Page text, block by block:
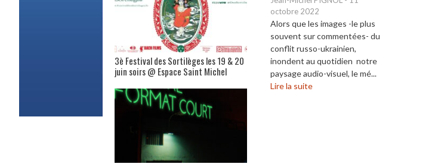
octobre 2022
Alors que les images -le plus
souvent sur commentées- du
conflit russo-ukrainien,
inondent au quotidien notre
paysage audio-visuel, le mé...
Lire la suite
3è Festival des Sortilèges les 19 & 20
juin soirs @ Espace Saint Michel